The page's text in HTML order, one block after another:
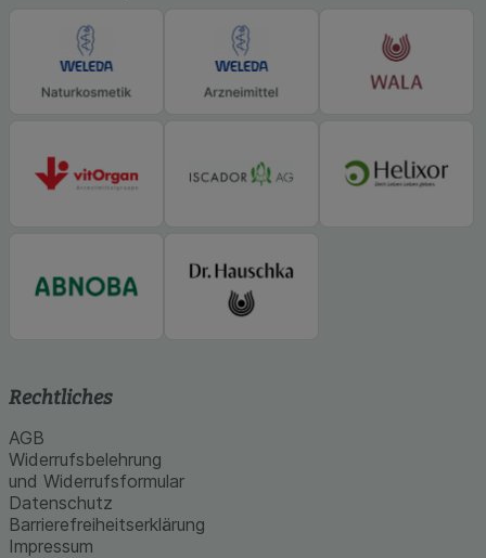
Rechtliches
AGB
Widerrufsbelehrung
und Widerrufsformular
Datenschutz
Barrierefreiheitserklärung
Impressum